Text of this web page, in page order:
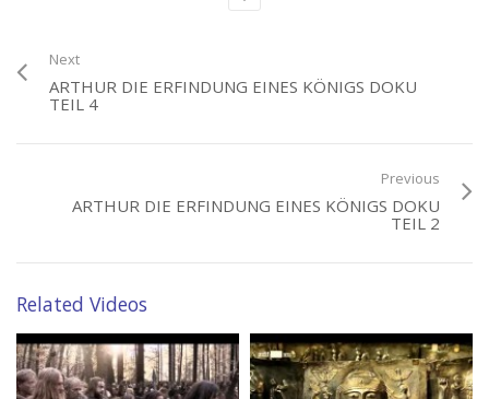
um 1190. Viele mittelalterliche Vorstellungen von ritterlichen
Troyes um 1170 eingeführt
Category:Die Geschichte,Sagen und Mythen
Next
ARTHUR DIE ERFINDUNG EINES KÖNIGS DOKU
TEIL 4
Previous
ARTHUR DIE ERFINDUNG EINES KÖNIGS DOKU
TEIL 2
Related Videos